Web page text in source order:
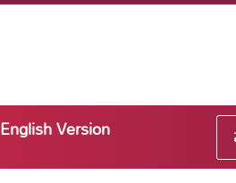
English Version